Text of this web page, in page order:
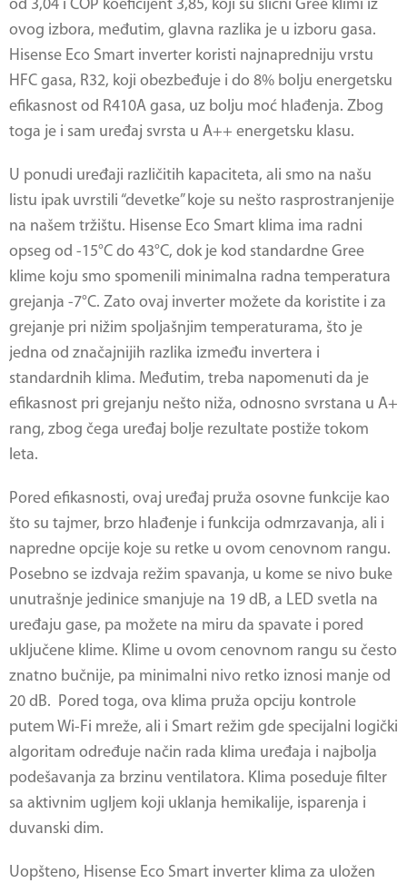
od 3,04 i COP koeficijent 3,85, koji su slični Gree klimi iz
ovog izbora, međutim, glavna razlika je u izboru gasa.
Hisense Eco Smart inverter koristi najnapredniju vrstu
HFC gasa, R32, koji obezbeđuje i do 8% bolju energetsku
efikasnost od R410A gasa, uz bolju moć hlađenja. Zbog
toga je i sam uređaj svrsta u A++ energetsku klasu.
U ponudi uređaji različitih kapaciteta, ali smo na našu
listu ipak uvrstili “devetke” koje su nešto rasprostranjenije
na našem tržištu. Hisense Eco Smart klima ima radni
opseg od -15°C do 43°C, dok je kod standardne Gree
klime koju smo spomenili minimalna radna temperatura
grejanja -7°C. Zato ovaj inverter možete da koristite i za
grejanje pri nižim spoljašnjim temperaturama, što je
jedna od značajnijih razlika između invertera i
standardnih klima. Međutim, treba napomenuti da je
efikasnost pri grejanju nešto niža, odnosno svrstana u A+
rang, zbog čega uređaj bolje rezultate postiže tokom
leta.
Pored efikasnosti, ovaj uređaj pruža osovne funkcije kao
što su tajmer, brzo hlađenje i funkcija odmrzavanja, ali i
napredne opcije koje su retke u ovom cenovnom rangu.
Posebno se izdvaja režim spavanja, u kome se nivo buke
unutrašnje jedinice smanjuje na 19 dB, a LED svetla na
uređaju gase, pa možete na miru da spavate i pored
uključene klime. Klime u ovom cenovnom rangu su često
znatno bučnije, pa minimalni nivo retko iznosi manje od
20 dB. Pored toga, ova klima pruža opciju kontrole
putem Wi-Fi mreže, ali i Smart režim gde specijalni logički
algoritam određuje način rada klima uređaja i najbolja
podešavanja za brzinu ventilatora. Klima poseduje filter
sa aktivnim ugljem koji uklanja hemikalije, isparenja i
duvanski dim.
Uopšteno, Hisense Eco Smart inverter klima za uložen